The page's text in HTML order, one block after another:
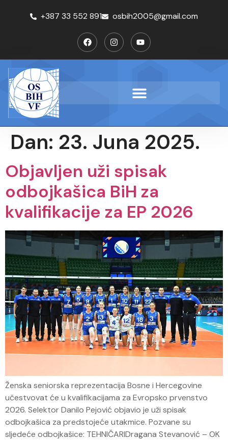
+387 33 552 891 osbih2005@gmail.com
Dan: 23. Juna 2025.
Objavljen uži spisak
odbojkašica BiH za
kvalifikacije za EP 2026
Ženska seniorska reprezentacija Bosne i Hercegovine
učestvovat će u kvalifikacijama za Evropsko prvenstvo
2026. Selektor Danilo Pejović objavio je uži spisak
odbojkašica za predstojeće utakmice. Pozvane su
sljedeće odbojkašice: TEHNIČARIDragana Stevanović – OK